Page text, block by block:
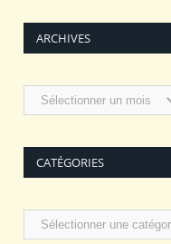
ARCHIVES
Archives
CATÉGORIES
Catégories